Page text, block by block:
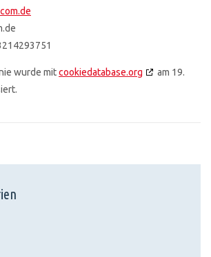
wurde mitcookiedatabase.org
am 19.